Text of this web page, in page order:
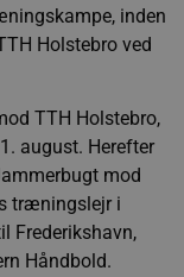
inden
Holstebro ved
TTH Holstebro,
august. Herefter
mod
træningslejr i
Frederikshavn,
Håndbold.